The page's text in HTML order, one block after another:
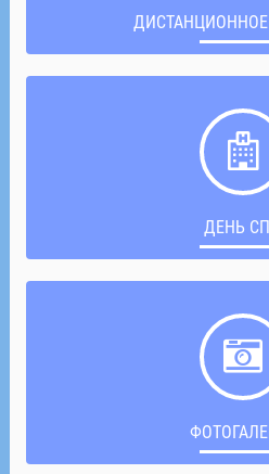
ДЕНЬ